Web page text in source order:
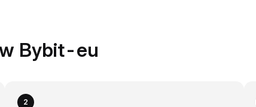
Bybit-eu
2